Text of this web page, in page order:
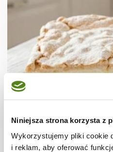
Niniejsza strona korzysta z
Wykorzystujemy pliki cookie
i reklam, aby oferować
Ciasto "Truskawkowa